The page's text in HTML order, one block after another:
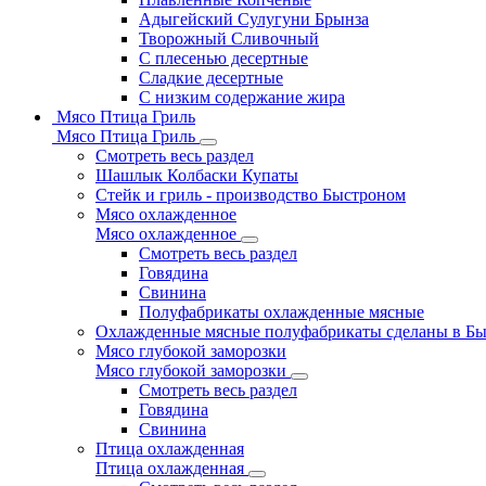
Адыгейский Сулугуни Брынза
Творожный Сливочный
С плесенью десертные
Сладкие десертные
С низким содержание жира
Мясо Птица Гриль
Мясо Птица Гриль
Смотреть весь раздел
Шашлык Колбаски Купаты
Стейк и гриль - производство Быстроном
Мясо охлажденное
Мясо охлажденное
Смотреть весь раздел
Говядина
Свинина
Полуфабрикаты охлажденные мясные
Охлажденные мясные полуфабрикаты сделаны в
Мясо глубокой заморозки
Мясо глубокой заморозки
Смотреть весь раздел
Говядина
Свинина
Птица охлажденная
Птица охлажденная